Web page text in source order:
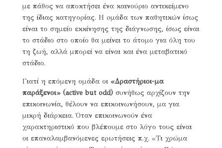
με πάθος να αποκτήσει ένα καινούριο αντικείμενο
της ίδιας κατηγορίας. Η oμάδα των παθητικών ίσως
είναι το σημείο εκκίνησης της διάγνωσης, ίσως είναι
το στάδιο στο οποίο θα μείνει το άτομο για όλη του
τη ζωή, αλλά μπορεί να είναι και ένα μεταβατικό
στάδιο.
Γιατί η επόμενη ομάδα οι«Δραστήριοι-μα
παράξενοι» (active but odd)συνήθως αρχίζουν την
επικοινωνία, θέλουν να επικοινωνήσουν, μα για
μικρή διάρκεια. Όταν επικοινωνούν ένα
χαρακτηριστικό που βλέπουμε στο λόγο τους είναι
οι επαναλαμβανόμενες ερωτήσεις π.χ. «Τι χρώμα